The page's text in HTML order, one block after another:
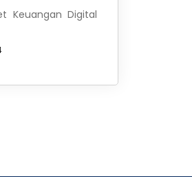
Keuangan Digital